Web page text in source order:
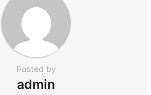
Posted by
admin